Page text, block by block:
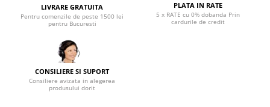
Stender haine
Suport pentru umerase
Mobilier gradinita
Mese gradinita
LIVRARE GRATUITA
Pentru comenzile de peste 1500 lei
pentru Bucuresti
PLATA IN RATE
5 x RATE cu 0% dobanda Prin
cardurile de credit
CONSILIERE SI SUPORT
Consiliere avizata in alegerea
produsului dorit